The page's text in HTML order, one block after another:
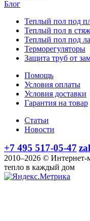
Блог
Теплый пол под
Теплый пол в
Теплый пол под
Терморегуляторы
Защита труб от
Помощь
Условия оплаты
Условия доставки
Гарантия на товар
Статьи
Новости
+7 495 517-05-47
2010–2026 © Интернет-
тепло в каждый дом